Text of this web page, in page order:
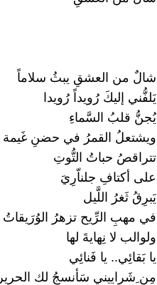
شالٌ من العشقِ يبثُ سلاماً
يَلفُّني إليكَ رُويداً رُويدا
يُجنُّ قلبُ السَّماءِ
ويشتعلُ القمرُ في حضنِ غَيمة
تتراقصُ حباتُ التُّوتِ
على أكتافِ جلناّرِيَ
يَبرِقُ ثَغرُ اللَّيل
في مهبِ الرِّيح تزهرُ الوُرَيقاتُ
ولوالب لا نِهايةَ لها
يا بَقائِي.. يا فَنائِي
مِن ِشَراييني سَأنسجُ لك الحرير